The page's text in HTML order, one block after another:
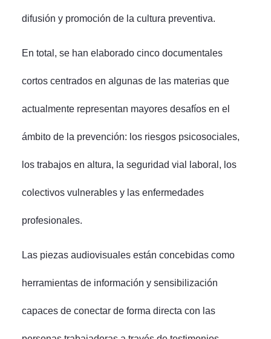
difusión y promoción de la cultura preventiva.
En total, se han elaborado cinco documentales
cortos centrados en algunas de las materias que
actualmente representan mayores desafíos en el
ámbito de la prevención: los riesgos psicosociales,
los trabajos en altura, la seguridad vial laboral, los
colectivos vulnerables y las enfermedades
profesionales.
Las piezas audiovisuales están concebidas como
herramientas de información y sensibilización
capaces de conectar de forma directa con las